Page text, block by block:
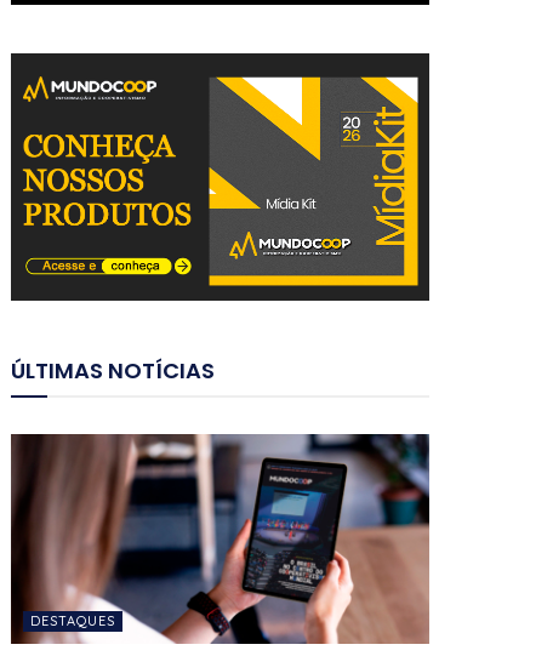
ÚLTIMAS NOTÍCIAS
DESTAQUES